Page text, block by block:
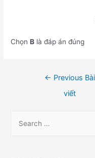
ChọnB là đáp án đúng
← Previous Bài
viết